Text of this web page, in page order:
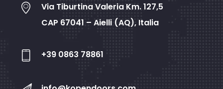
Via Tiburtina Valeria Km. 127,5
CAP 67041 – Aielli (AQ), Italia
+39 0863 78861